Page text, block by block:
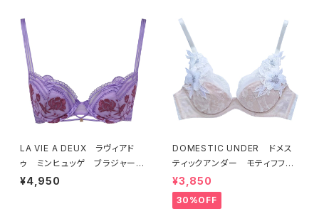
LA VIE A DEUX ラヴィアド
ゥ ミンヒュッゲ ブラジャー
（ライラック）BRA LILAC 2249
¥4,950
DOMESTIC UNDER ドメス
ティックアンダー モティフフル
ール ブラジャー（オフホワイ
ト）D2255
¥3,850
30%OFF